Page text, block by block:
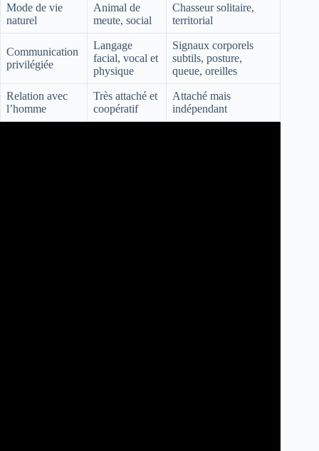
Mode de vie
naturel
Animal de
meute, social
Chasseur solitaire,
territorial
Communication
privilégiée
Langage
facial, vocal et
physique
Signaux corporels
subtils, posture,
queue, oreilles
Relation avec
l’homme
Très attaché et
coopératif
Attaché mais
indépendant